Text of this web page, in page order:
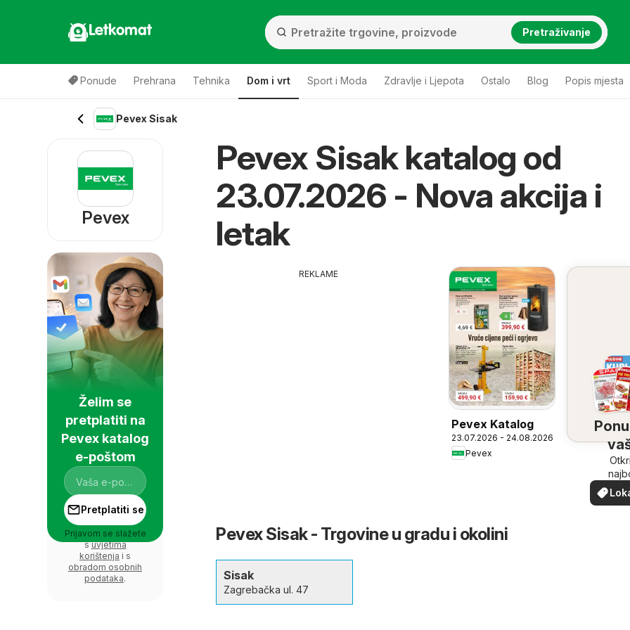
Letkomat Pretraživanje
Ponude Prehrana Tehnika Dom i vrt Sport i Moda Zdravlje i Ljepota Ostalo Blog Popis mjesta
Pevex Sisak
Pevex Sisak katalog od
23.07.2026 - Nova akcija i
letak
REKLAME
Pevex Katalog
23.07.2026 - 24.08.2026
Pevex
vašoj
Pevex Sisak - Trgovine u gradu i okolini
Sisak
Zagrebačka ul. 47
Pevex
Želim se
pretplatiti na
Pevex katalog
e-poštom
Pretplatiti se
Prijavom se slažete
suvjetima
korištenja i s
obradom osobnih
podataka.